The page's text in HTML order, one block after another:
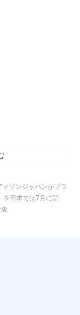
マゾンジャパンがプラ
を日本では7月に開